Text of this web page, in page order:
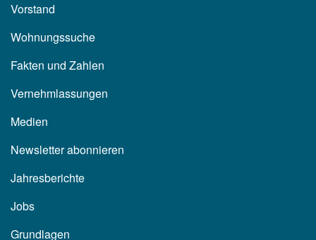
Vorstand
Wohnungssuche
Fakten und Zahlen
Vernehmlassungen
Medien
Newsletter abonnieren
Jahresberichte
Jobs
Grundlagen